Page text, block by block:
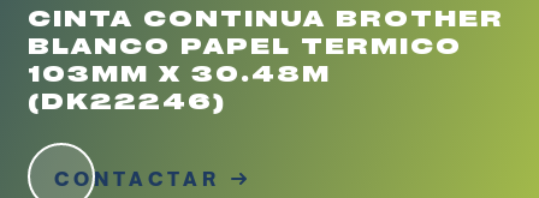
CINTA CONTINUA BROTHER
BLANCO PAPEL TERMICO
103MM X 30.48M
(DK22246)
CONTACTAR